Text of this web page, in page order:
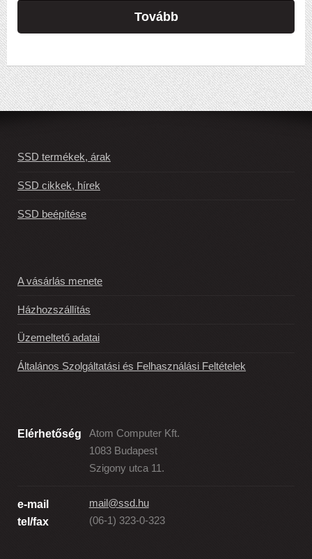
Tovább
SSD termékek, árak
SSD cikkek, hírek
SSD beépítése
A vásárlás menete
Házhozszállítás
Üzemeltető adatai
Általános Szolgáltatási és Felhasználási Feltételek
Elérhetőség
Atom Computer Kft.
1083 Budapest
Szigony utca 11.
e-mail
tel/fax
mail@ssd.hu
(06-1) 323-0-323